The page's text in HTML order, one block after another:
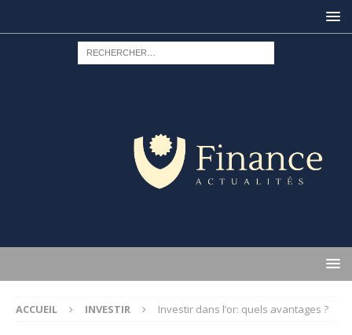
ACCUEIL INVESTIR Investir dans l’or: quels avantages ?